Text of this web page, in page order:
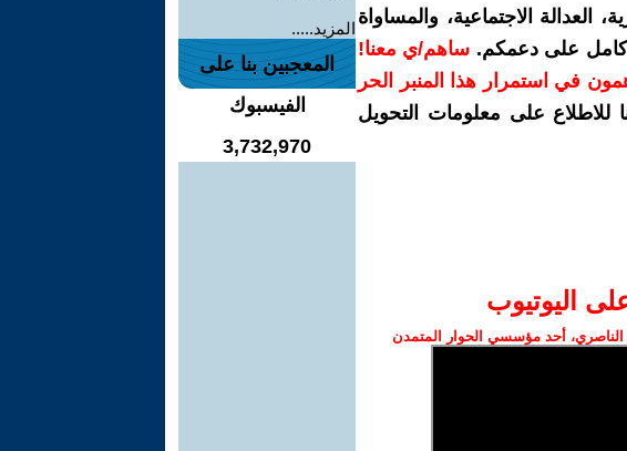
الاجتماعية، والمساواة
كامل على دعمكم. ساهم/ي معنا!
تساهمون في استمرار هذا المنبر الحر
للاطلاع على معلومات التحويل
اليوتيوب
أحد مؤسسي الحوار المتمدن
المزيد.....
المعجبين بنا على
الفيسبوك
3,732,970